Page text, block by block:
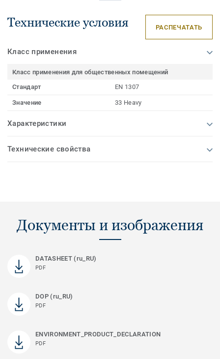
Технические условия РАСПЕЧАТАТЬ
Класс применения
Класс применения для общественных помещений
Стандарт
EN 1307
Значение 33 Heavy
Характеристики
Технические свойства
Документы и изображения
DATASHEET (ru_RU)
PDF
DOP (ru_RU)
PDF
ENVIRONMENT_PRODUCT_DECLARATION
PDF